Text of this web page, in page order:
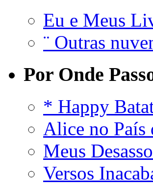
Eu e Meus
¨ Outras
Por Onde
* Happy
Alice no País
Meus
Versos